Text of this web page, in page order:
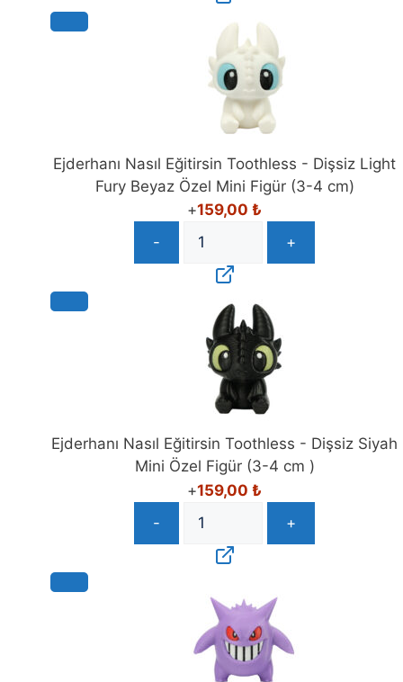
Ejderhanı Nasıl Eğitirsin Toothless - Dişsiz Light
Fury Beyaz Özel Mini Figür (3-4 cm)
+159,00 ₺
-
+
Ejderhanı Nasıl Eğitirsin Toothless - Dişsiz Siyah
Mini Özel Figür (3-4 cm )
+159,00 ₺
-
+